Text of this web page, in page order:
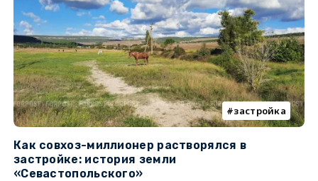
застройка
Как совхоз-миллионер растворялся в
застройке: история земли
«Севастопольского»